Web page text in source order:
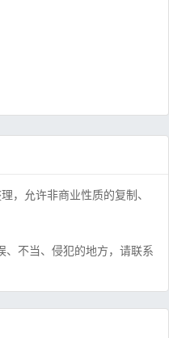
，允许非商业性质的复制、
、不当、侵犯的地方，请联系